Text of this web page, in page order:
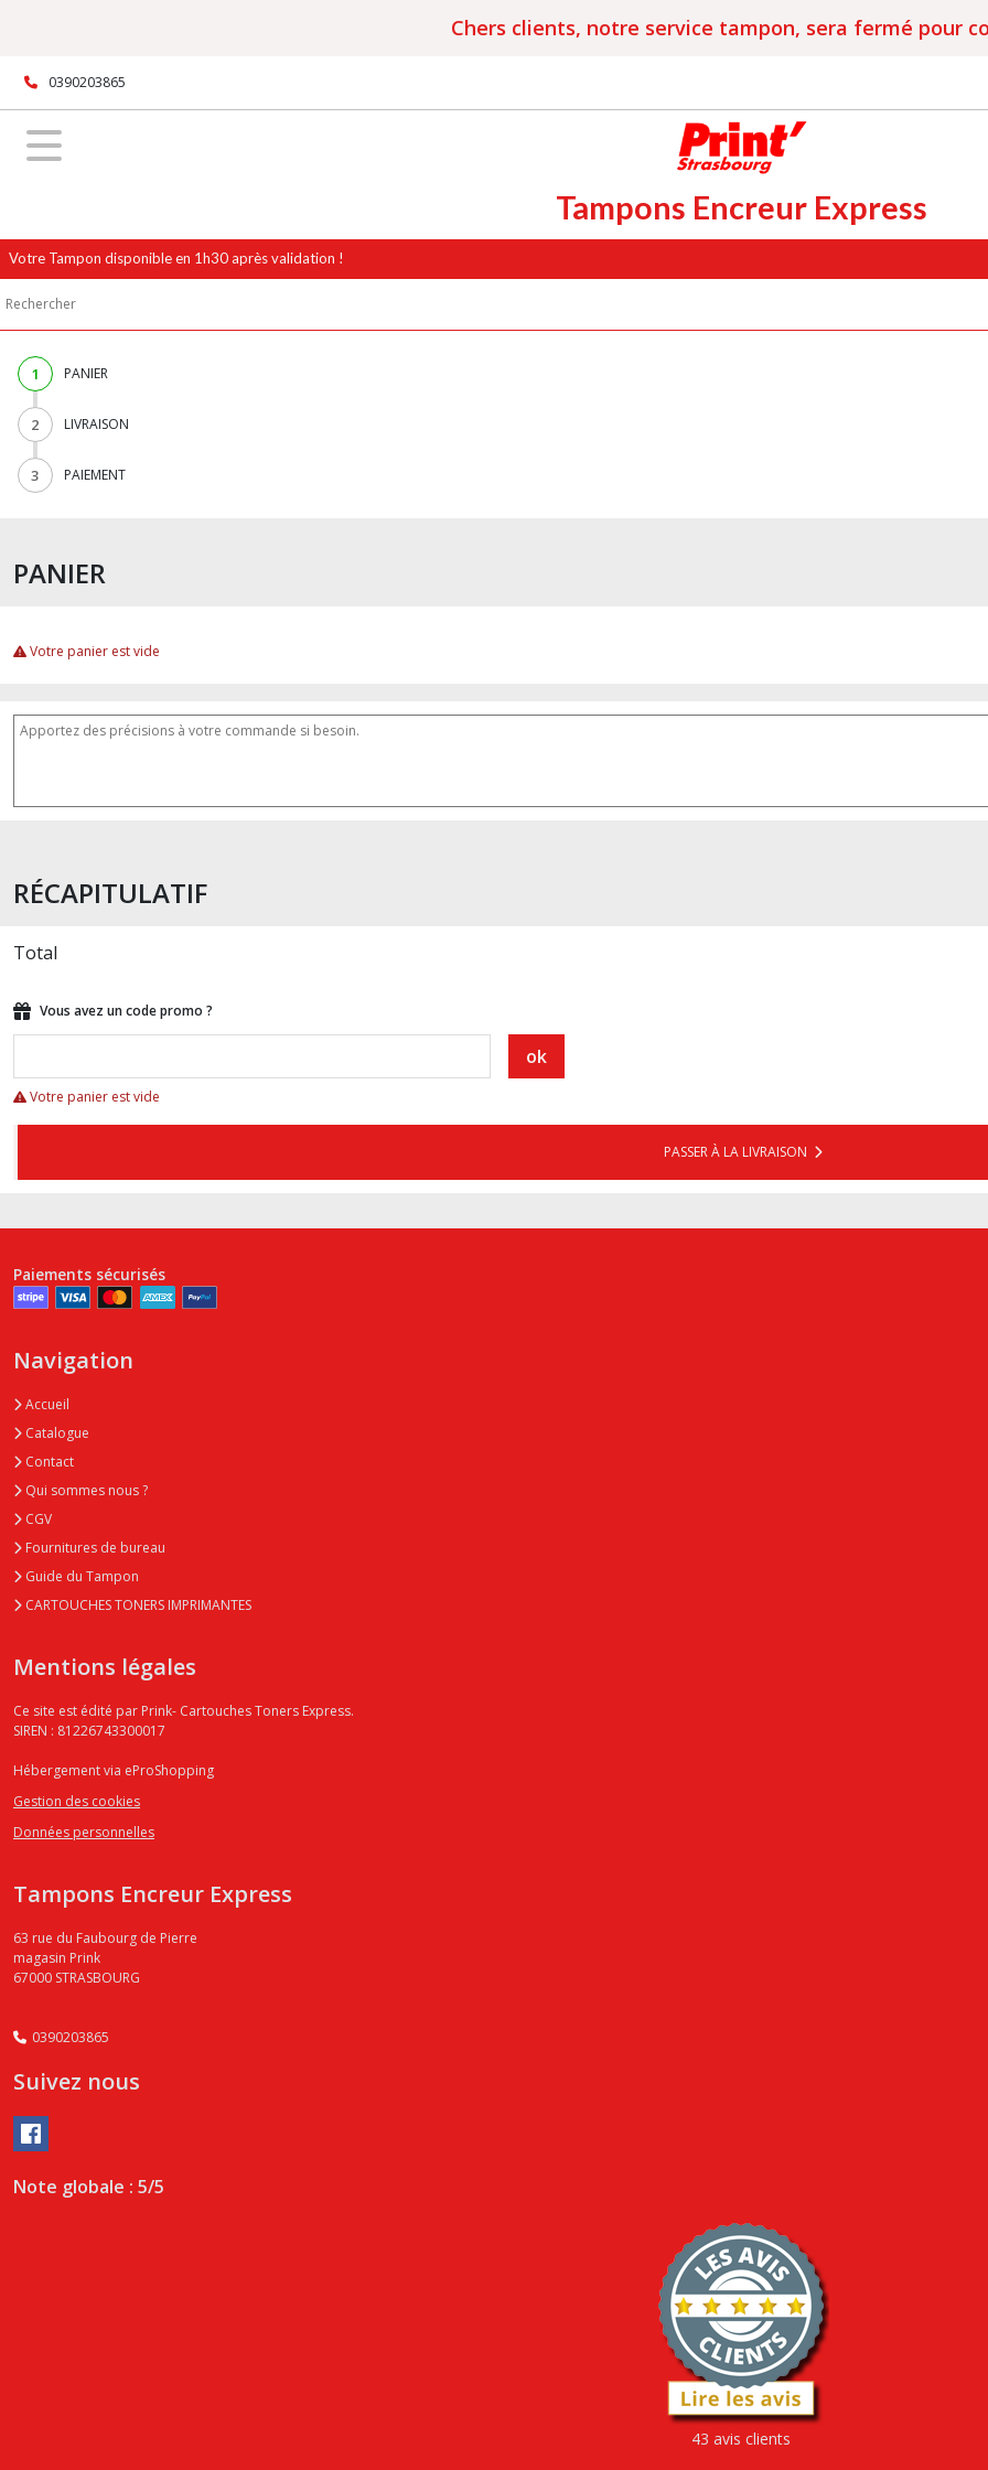
Chers clients, notre service tampon, sera fermé pour
0390203865
Tampons Encreur Express
Votre Tampon disponible en 1h30 après validation !
1 PANIER
2 LIVRAISON
3 PAIEMENT
PANIER
Votre panier est vide
RÉCAPITULATIF
Total
Vous avez un code promo ?
ok
Votre panier est vide
PASSER À LA LIVRAISON
Paiements sécurisés
Navigation
Accueil
Catalogue
Contact
Qui sommes nous ?
CGV
Fournitures de bureau
Guide du Tampon
CARTOUCHES TONERS IMPRIMANTES
Mentions légales
Ce site est édité par Prink- Cartouches Toners Express.
SIREN : 81226743300017
Hébergement via eProShopping
Gestion des cookies
Données personnelles
Tampons Encreur Express
63 rue du Faubourg de Pierre
magasin Prink
67000 STRASBOURG
0390203865
Suivez nous
Note globale : 5/5
43 avis clients